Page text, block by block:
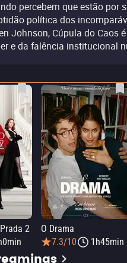
percebem que estão por
política dos
Johnson, Cúpula do Caos
e da falência institucional
2
O Drama
7.3/10
1h45min